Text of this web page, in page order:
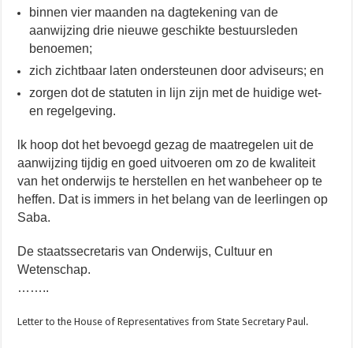
binnen vier maanden na dagtekening van de
aanwijzing drie nieuwe geschikte bestuursleden
benoemen;
zich zichtbaar laten ondersteunen door adviseurs; en
zorgen dot de statuten in lijn zijn met de huidige wet-
en regelgeving.
lk hoop dot het bevoegd gezag de maatregelen uit de
aanwijzing tijdig en goed uitvoeren om zo de kwaliteit
van het onderwijs te herstellen en het wanbeheer op te
heffen. Dat is immers in het belang van de leerlingen op
Saba.
De staatssecretaris van Onderwijs, Cultuur en
Wetenschap.
……..
Letter to the House of Representatives from State Secretary Paul.